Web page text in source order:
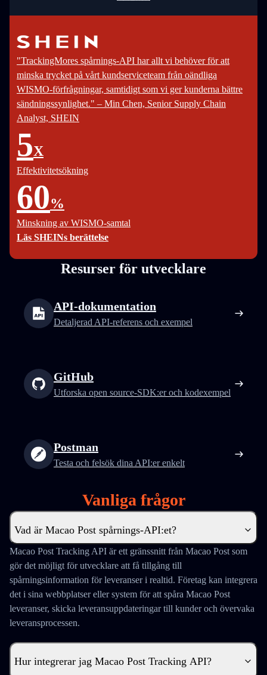
"TrackingMores spårnings-API har allt vi behöver för att
minska trycket på vårt kundserviceteam från oändliga
WISMO-förfrågningar, samtidigt som vi ger kunderna bättre
sändningssynlighet." – Min Chen, Senior Supply Chain
Analyst, SHEIN
5X
Effektivitetsökning
60%
Minskning av WISMO-samtal
Läs SHEINs berättelse
Resurser för utvecklare
API-dokumentation
Detaljerad API-referens och exempel
GitHub
Utforska open source-SDK:er och kodexempel
Postman
Testa och felsök dina API:er enkelt
Vanliga frågor
Vad är Macao Post spårnings-API:et?
Macao Post Tracking API är ett gränssnitt från Macao Post som
gör det möjligt för utvecklare att få tillgång till
spårningsinformation för leveranser i realtid. Företag kan integrera
det i sina webbplatser eller system för att spåra Macao Post
leveranser, skicka leveransuppdateringar till kunder och övervaka
leveransprocessen.
Hur integrerar jag Macao Post Tracking API?